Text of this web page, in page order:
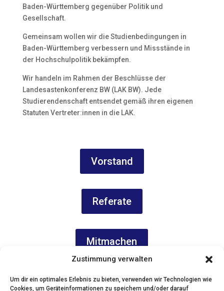
Zustimmung verwalten
Um dir ein optimales Erlebnis zu bieten, verwenden wir Technologien wie
Cookies, um Geräteinformationen zu speichern und/oder darauf
Baden-Württemberg gegenüber Politik und
Gesellschaft.
Gemeinsam wollen wir die Studienbedingungen in
Baden-Württemberg verbessern und Missstände in
der Hochschulpolitik bekämpfen.
Wir handeln im Rahmen der Beschlüsse der
Landesastenkonferenz BW (LAK BW). Jede
Studierendenschaft entsendet gemäß ihren eigenen
Statuten Vertreter:innen in die LAK.
Vorstand
Referate
Mitmachen